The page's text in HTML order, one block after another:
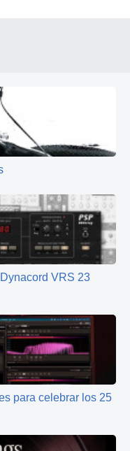
VRS 23
para celebrar los 25